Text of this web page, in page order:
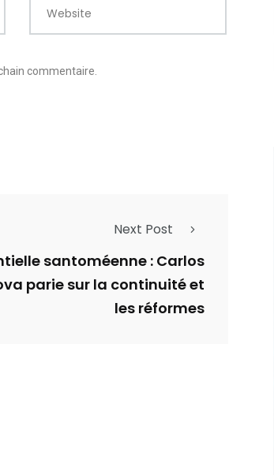
Website
commentaire.
Next Post
santoméenne : Carlos
parie sur la continuité et
les réformes